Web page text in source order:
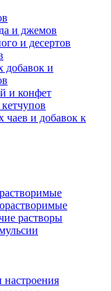
и джемов
и десертов
добавок и
и конфет
чаев и добавок к
растворы